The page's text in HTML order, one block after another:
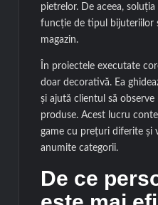
pietrelor. De aceea,
funcție de tipul bijuteriilor
magazin.
În proiectele executate
doar decorativă. Ea
și ajută clientul să
produse. Acest lucru
game cu prețuri diferite și
anumite categorii.
De ce